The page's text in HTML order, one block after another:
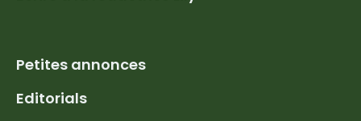
Petites annonces
Editorials